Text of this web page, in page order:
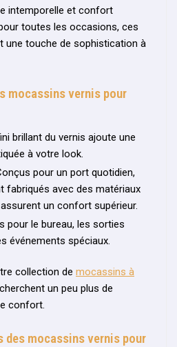
intemporelle et confort
toutes les occasions, ces
une touche de sophistication à
mocassins vernis pour
brillant du vernis ajoute une
à votre look.
pour un port quotidien,
fabriqués avec des matériaux
un confort supérieur.
pour le bureau, les sorties
événements spéciaux.
collection de mocassins à
un peu plus de
confort.
des mocassins vernis pour